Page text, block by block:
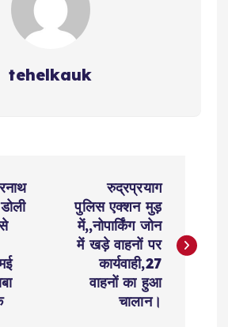
tehelkauk
रुद्रप्रयाग
पुलिस एक्शन मुड़
में,,नोपार्किंग जोन
में खड़े वाहनों पर
कार्यवाही,27
वाहनों का हुआ
चालान।